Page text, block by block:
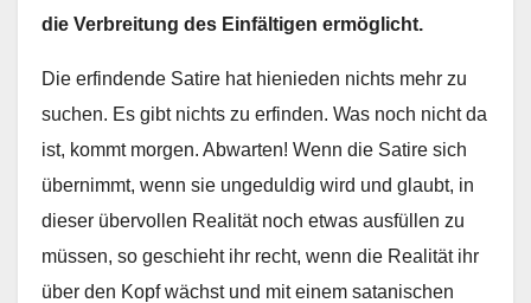
die Verbreitung des Einfältigen ermöglicht.
Die erfindende Satire hat hienieden nichts mehr zu
suchen. Es gibt nichts zu erfinden. Was noch nicht da
ist, kommt morgen. Abwarten! Wenn die Satire sich
übernimmt, wenn sie ungeduldig wird und glaubt, in
dieser übervollen Realität noch etwas ausfüllen zu
müssen, so geschieht ihr recht, wenn die Realität ihr
über den Kopf wächst und mit einem satanischen